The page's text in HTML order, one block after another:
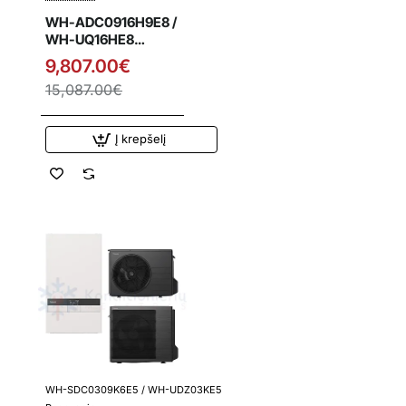
WH-ADC0916H9E8 /
WH-UQ16HE8
Panasonic T-CAP
16.0 kW Super tylus
oras-vanduo šilumos
integruota vandens
9,807.00€
15,087.00€
Į krepšelį
Išpardavimas
WH-SDC0309K6E5 / WH-UDZ03KE5